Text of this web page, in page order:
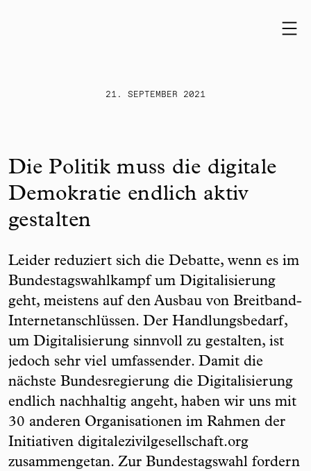
21. SEPTEMBER 2021
Die Politik muss die digitale
Demokratie endlich aktiv
gestalten
Leider reduziert sich die Debatte, wenn es im
Bundestagswahlkampf um Digitalisierung
geht, meistens auf den Ausbau von Breitband-
Internetanschlüssen. Der Handlungsbedarf,
um Digitalisierung sinnvoll zu gestalten, ist
jedoch sehr viel umfassender. Damit die
nächste Bundesregierung die Digitalisierung
endlich nachhaltig angeht, haben wir uns mit
30 anderen Organisationen im Rahmen der
Initiativen digitalezivilgesellschaft.org
zusammengetan. Zur Bundestagswahl fordern